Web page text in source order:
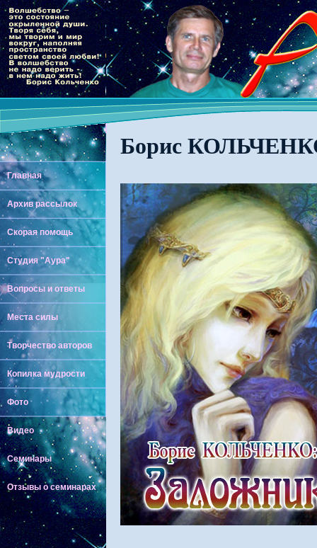
Главная
Архив рассылок
Скорая помощь
Студия "Аура"
Вопросы и ответы
Места силы
Творчество авторов
Копилка мудрости
Фото
Видео
Семинары
Отзывы о семинарах
Борис